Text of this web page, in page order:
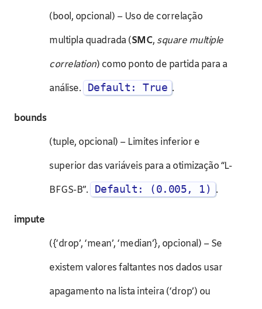
(bool, opcional) – Uso de correlação
multipla quadrada (SMC, square multiple
correlation) como ponto de partida para a
análise.
Default: True .
bounds
(tuple, opcional) – Limites inferior e
superior das variáveis para a otimização “L-
BFGS-B”.
Default: (0.005, 1) .
impute
({‘drop’, ‘mean’, ‘median’}, opcional) – Se
existem valores faltantes nos dados usar
apagamento na lista inteira (‘drop’) ou